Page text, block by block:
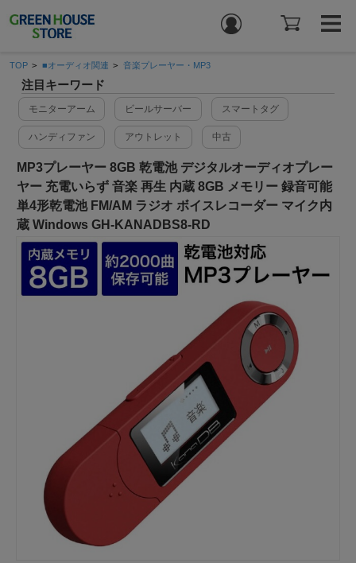
TOP > ■オーディオ関連 > 音楽プレーヤー・MP3
注目キーワード
モニターアーム ビールサーバー スマートタグ
ハンディファン アウトレット 中古
MP3プレーヤー 8GB 乾電池 デジタルオーディオプレー
ヤー 充電いらず 音楽 再生 内蔵 8GB メモリー 録音可能
単4形乾電池 FM/AM ラジオ ボイスレコーダー マイク内
蔵 Windows GH-KANADBS8-RD